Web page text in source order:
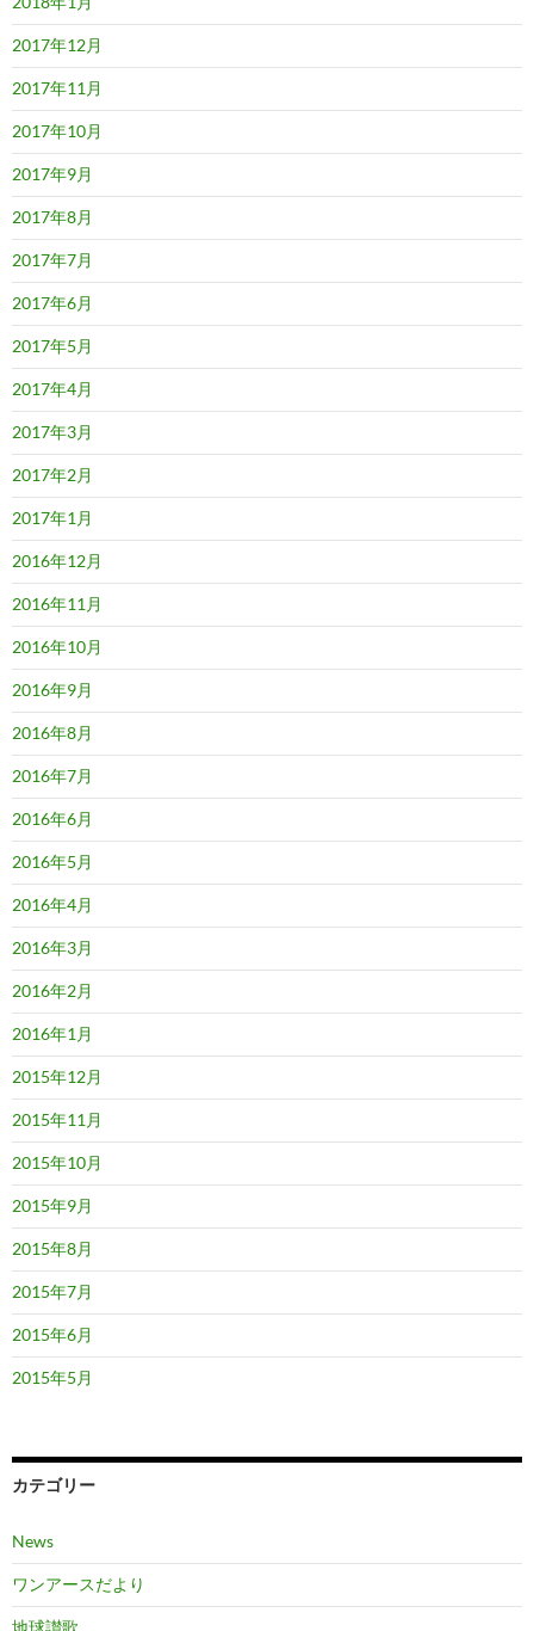
2017年12月
2017年11月
2017年10月
2017年9月
2017年8月
2017年7月
2017年6月
2017年5月
2017年4月
2017年3月
2017年2月
2017年1月
2016年12月
2016年11月
2016年10月
2016年9月
2016年8月
2016年7月
2016年6月
2016年5月
2016年4月
2016年3月
2016年2月
2016年1月
2015年12月
2015年11月
2015年10月
2015年9月
2015年8月
2015年7月
2015年6月
2015年5月
カテゴリー
News
ワンアースだより
地球讃歌